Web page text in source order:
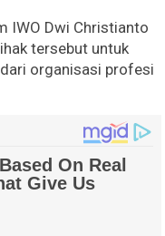
IWO Dwi Christianto
tersebut untuk
organisasi profesi